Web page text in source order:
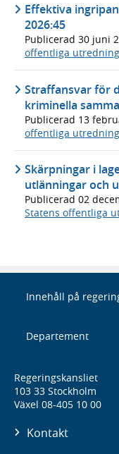
Effektiva
2026:45
Publicerad 30 juni
offentliga
Straffansvar för
kriminella
Publicerad 13
offentliga
Skärpningar i
utlänningar och
Publicerad 02
Statens offentliga
Innehåll på
Departement
Regeringskansliet
103 33 Stockholm
Växel 08-405 10 00
Kontakt